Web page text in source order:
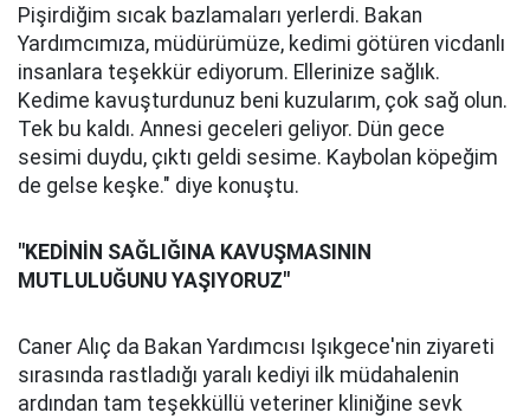
Pişirdiğim sıcak bazlamaları yerlerdi. Bakan
Yardımcımıza, müdürümüze, kedimi götüren vicdanlı
insanlara teşekkür ediyorum. Ellerinize sağlık.
Kedime kavuşturdunuz beni kuzularım, çok sağ olun.
Tek bu kaldı. Annesi geceleri geliyor. Dün gece
sesimi duydu, çıktı geldi sesime. Kaybolan köpeğim
de gelse keşke." diye konuştu.
"KEDİNİN SAĞLIĞINA KAVUŞMASININ
MUTLULUĞUNU YAŞIYORUZ"
Caner Alıç da Bakan Yardımcısı Işıkgece'nin ziyareti
sırasında rastladığı yaralı kediyi ilk müdahalenin
ardından tam teşekküllü veteriner kliniğine sevk